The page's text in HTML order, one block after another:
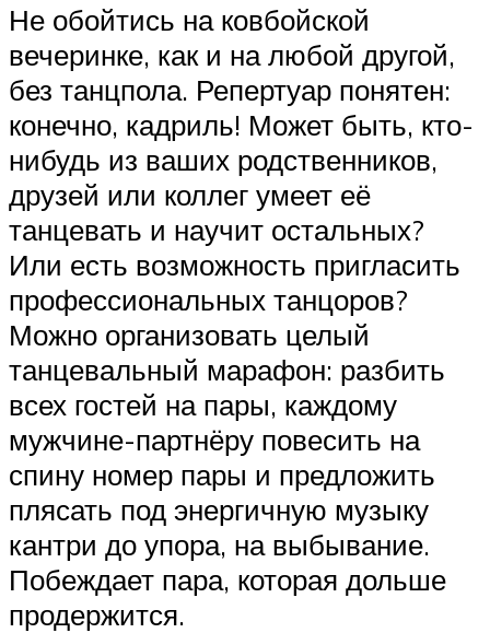
Не обойтись на ковбойской
вечеринке, как и на любой другой,
без танцпола. Репертуар понятен:
конечно, кадриль! Может быть, кто-
нибудь из ваших родственников,
друзей или коллег умеет её
танцевать и научит остальных?
Или есть возможность пригласить
профессиональных танцоров?
Можно организовать целый
танцевальный марафон: разбить
всех гостей на пары, каждому
мужчине-партнёру повесить на
спину номер пары и предложить
плясать под энергичную музыку
кантри до упора, на выбывание.
Побеждает пара, которая дольше
продержится.